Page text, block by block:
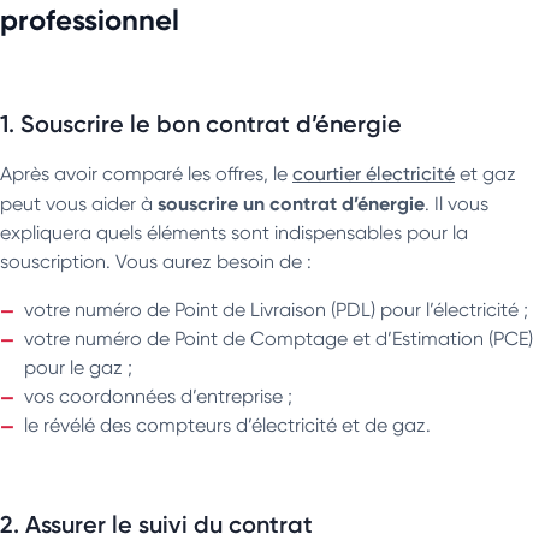
professionnel
1. Souscrire le bon contrat d’énergie
Après avoir comparé les offres, le courtier électricité et gaz
peut vous aider à souscrire un contrat d’énergie. Il vous
expliquera quels éléments sont indispensables pour la
souscription. Vous aurez besoin de :
votre numéro de Point de Livraison (PDL) pour l’électricité ;
votre numéro de Point de Comptage et d’Estimation (PCE)
pour le gaz ;
vos coordonnées d’entreprise ;
le révélé des compteurs d’électricité et de gaz.
2. Assurer le suivi du contrat